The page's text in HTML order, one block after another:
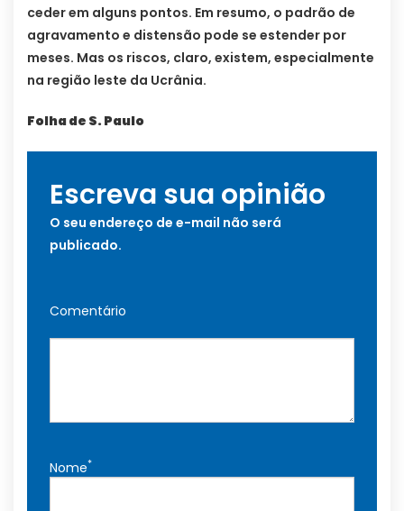
ceder em alguns pontos. Em resumo, o padrão de
agravamento e distensão pode se estender por
meses. Mas os riscos, claro, existem, especialmente
na região leste da Ucrânia.
Folha de S. Paulo
Escreva sua opinião
O seu endereço de e-mail não será
publicado.
Comentário
Nome*